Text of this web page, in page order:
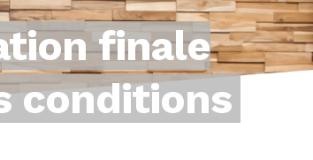
finale
conditions